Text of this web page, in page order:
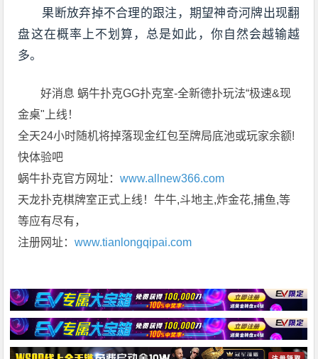
果断放弃掉不合理的跟注，期望神奇河牌出现翻
盘这在概率上不划算，总是如此，你自然会越输越
多。
好消息 蜗牛扑克GG扑克室-全新德扑玩法“极速&现
金桌"上线！
全天24小时随机将掉落现金红包至牌局底池或玩家余额!
快体验吧
蜗牛扑克官方网址：www.allnew366.com
天龙扑克棋牌室正式上线！牛牛,斗地主,炸金花,捕鱼,等
等应有尽有，
注册网址：www.tianlongqipai.com